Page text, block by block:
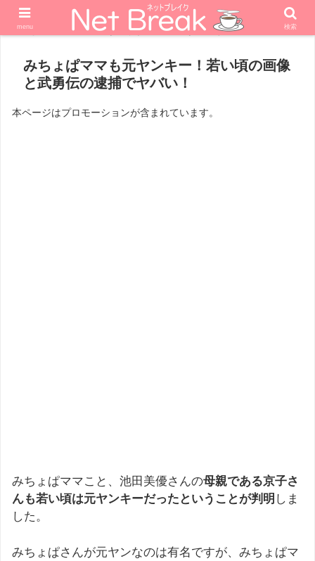
ホーム エンターテナー タレント
みちょぱママも元ヤンキー！若い頃の画像
と武勇伝の逮捕でヤバい！
本ページはプロモーションが含まれています。
みちょぱママこと、池田美優さんの母親である京子さ
んも若い頃は元ヤンキーだったということが判明 しま
した。
みちょぱさんが元ヤンなのは有名ですが、みちょぱマ
menu 検索